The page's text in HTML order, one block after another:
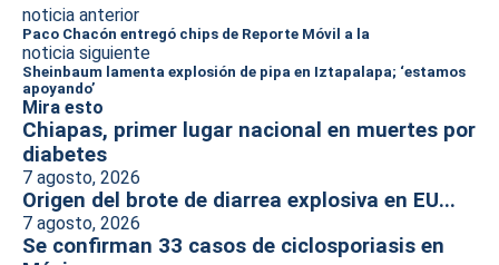
noticia anterior
Paco Chacón entregó chips de Reporte Móvil a la
noticia siguiente
Sheinbaum lamenta explosión de pipa en Iztapalapa; ‘estamos
apoyando’
Mira esto
Chiapas, primer lugar nacional en muertes por
diabetes
7 agosto, 2026
Origen del brote de diarrea explosiva en EU...
7 agosto, 2026
Se confirman 33 casos de ciclosporiasis en